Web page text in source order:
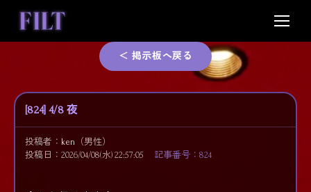
content
＜ 掲示板へ戻る
[824] 4/8 夜
投稿者： ken （男性）
投稿日：2026/04/08(水) 22:57:05
記事番号：824